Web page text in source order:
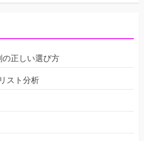
正しい選び方
スト分析